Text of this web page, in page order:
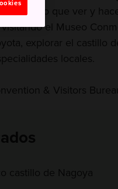
mucho que ver y
el Museo
explorar el castillo
locales.
& Visitors Bureau
castillo de Nagoya